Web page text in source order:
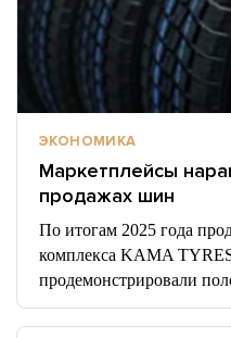
ЭКОНОМИКА
Маркетплейсы
продажах шин
По итогам 2025 года
комплекса KAMA
продемонстрировали